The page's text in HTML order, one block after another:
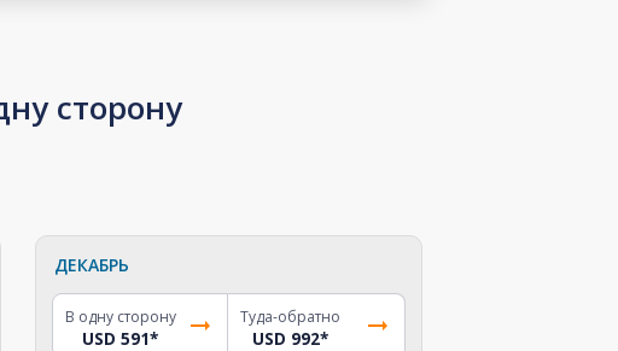
сторону
ДЕКАБРЬ
В одну сторону
USD 591*
Туда-обратно
USD 992*